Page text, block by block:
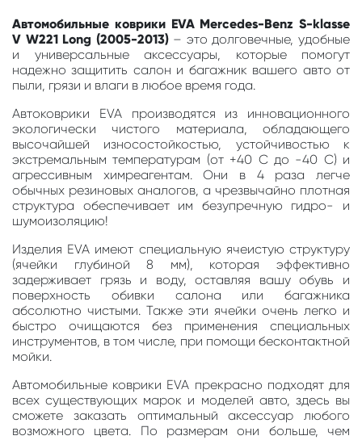
Автомобильные коврики EVA Mercedes-Benz S-klasse
V W221 Long (2005-2013) – это долговечные, удобные
и универсальные аксессуары, которые помогут
надежно защитить салон и багажник вашего авто от
пыли, грязи и влаги в любое время года.
Автоковрики EVA производятся из инновационного
экологически чистого материала, обладающего
высочайшей износостойкостью, устойчивостью к
экстремальным температурам (от +40 С до -40 С) и
агрессивным химреагентам. Они в 4 раза легче
обычных резиновых аналогов, а чрезвычайно плотная
структура обеспечивает им безупречную гидро- и
шумоизоляцию!
Изделия EVA имеют специальную ячеистую структуру
(ячейки глубиной 8 мм), которая эффективно
задерживает грязь и воду, оставляя вашу обувь и
поверхность обивки салона или багажника
абсолютно чистыми. Также эти ячейки очень легко и
быстро очищаются без применения специальных
инструментов, в том числе, при помощи бесконтактной
мойки.
Автомобильные коврики EVA прекрасно подходят для
всех существующих марок и моделей авто, здесь вы
сможете заказать оптимальный аксессуар любого
возможного цвета. По размерам они больше, чем